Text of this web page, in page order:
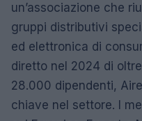
un’associazione che
gruppi distributivi
ed elettronica di
diretto nel 2024 di
28.000 dipendenti,
chiave nel settore. I